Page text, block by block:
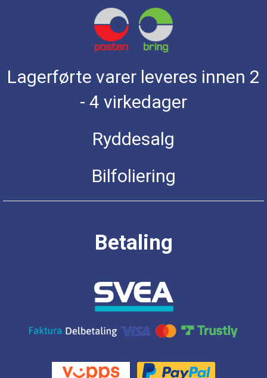
Lagerførte varer leveres innen 2
- 4 virkedager
Ryddesalg
Bilfoliering
Betaling